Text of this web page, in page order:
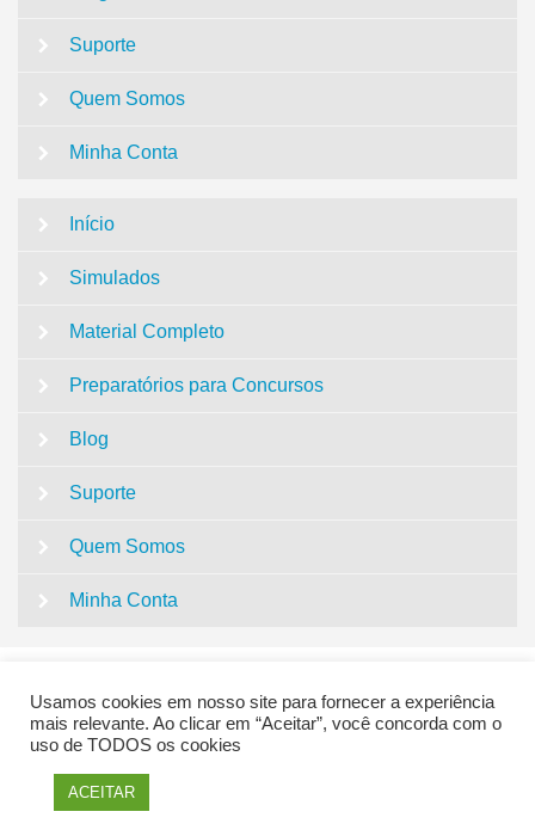
Suporte
Quem Somos
Minha Conta
Início
Simulados
Material Completo
Preparatórios para Concursos
Blog
Suporte
Quem Somos
Minha Conta
QUESTÕES CONCURSO PEDAGOGIA | SUPER
Usamos cookies em nosso site para fornecer a experiência
mais relevante. Ao clicar em “Aceitar”, você concorda com o
uso de TODOS os cookies
ACEITAR